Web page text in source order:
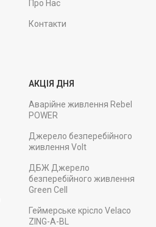
Про Нас
Контакти
АКЦІЯ ДНЯ
Аварійне живлення Rebel
POWER
Джерело безперебійного
живлення Volt
ДБЖ Джерело
безперебійного живлення
Green Cell
Геймерське крісло Velaco
ZING-A-BL